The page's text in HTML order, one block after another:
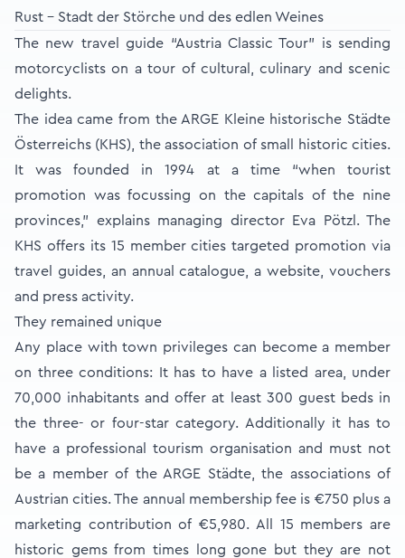
Rust – Stadt der Störche und des edlen Weines
The new travel guide “Austria Classic Tour” is sending
motorcyclists on a tour of cultural, culinary and scenic
delights.
The idea came from the ARGE Kleine historische Städte
Österreichs (KHS), the association of small historic cities.
It was founded in 1994 at a time “when tourist
promotion was focussing on the capitals of the nine
provinces,” explains managing director Eva Pötzl. The
KHS offers its 15 member cities targeted promotion via
travel guides, an annual catalogue, a website, vouchers
and press activity.
They remained unique
Any place with town privileges can become a member
on three conditions: It has to have a listed area, under
70,000 inhabitants and offer at least 300 guest beds in
the three- or four-star category. Additionally it has to
have a professional tourism organisation and must not
be a member of the ARGE Städte, the associations of
Austrian cities. The annual membership fee is €750 plus a
marketing contribution of €5,980. All 15 members are
historic gems from times long gone but they are not